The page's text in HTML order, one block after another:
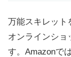
万能スキレット
オンラインショ
す。Amazonで